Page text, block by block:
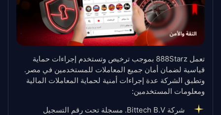
تعمل 888Starz بموجب ترخيص وتستخدم إجراءات حماية
قياسية لضمان أمان جميع المعاملات للمستخدمين في مصر.
وتطبق الشركة عدة إجراءات أمنية لحماية المعاملات المالية
ومعلومات المستخدمين:
شركة Bittech B.V. مسجلة تحت رقم التسجيل